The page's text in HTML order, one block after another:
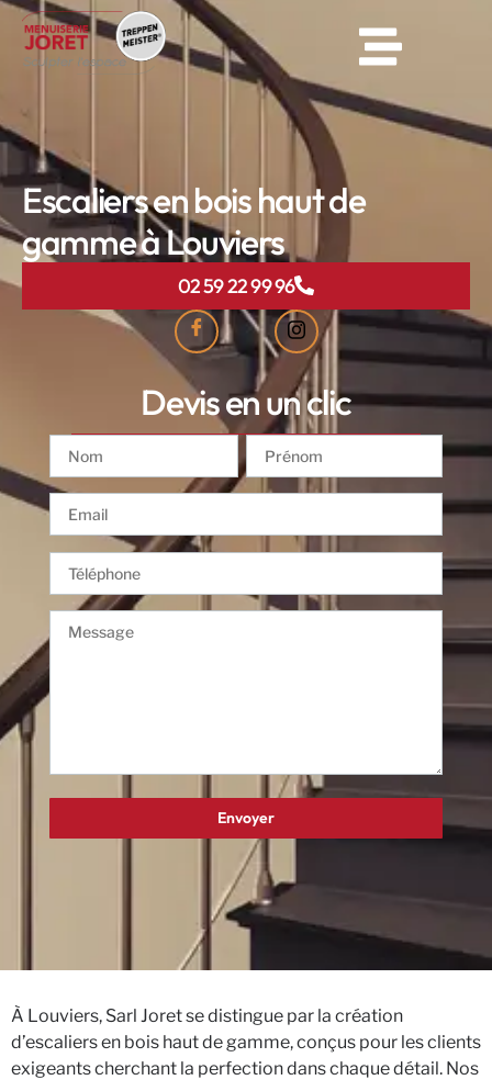
Escaliers en bois haut de
gamme à Louviers
02 59 22 99 96
Devis en un clic
À Louviers, Sarl Joret se distingue par la création
d’escaliers en bois haut de gamme, conçus pour les clients
exigeants cherchant la perfection dans chaque détail. Nos